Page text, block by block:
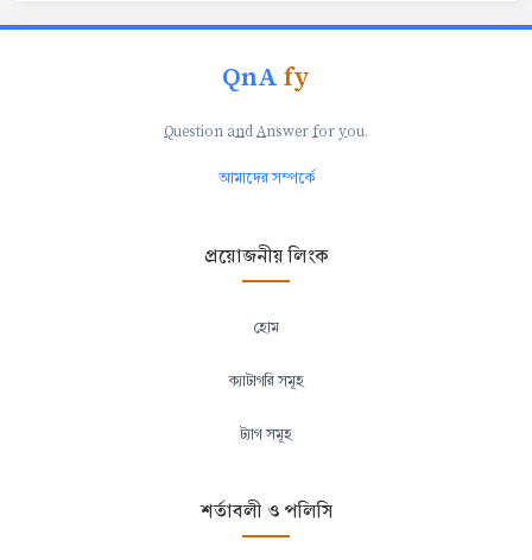
QnAfy
Question andAnswer foryou.
আমাদের সম্পর্কে
প্রয়োজনীয় লিংক
হোম
ক্যাটাগরি সমূহ
ট্যাগ সমূহ
শর্তাবলী ও পলিসি